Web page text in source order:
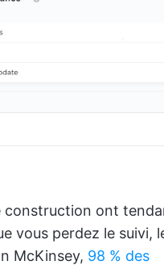
construction ont
vous perdez le suivi,
McKinsey, 98 % des